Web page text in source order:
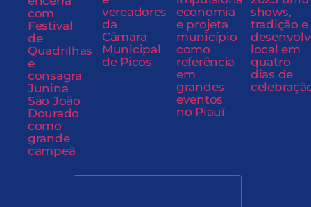
com
Festival
de
Quadrilhas
e
consagra
Junina
São João
Dourado
como
grande
campeã
vereadores
da
Câmara
Municipal
de Picos
economia
e projeta
município
como
referência
em
grandes
eventos
no Piauí
shows,
tradição e
local em
quatro
dias de